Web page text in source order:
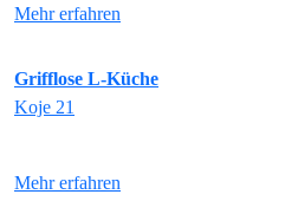
Mehr erfahren
Grifflose L-Küche
Koje 21
Mehr erfahren